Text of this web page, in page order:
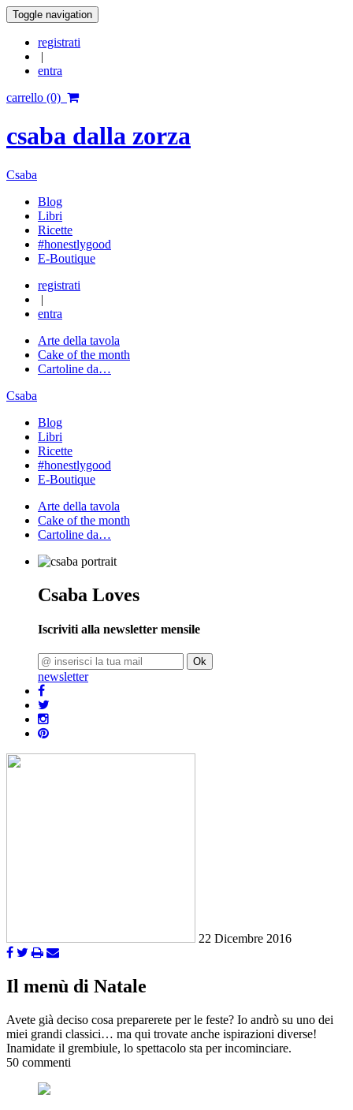
Toggle navigation
registrati
|
entra
carrello (0)
csaba dalla zorza
Csaba
Blog
Libri
Ricette
#honestlygood
E-Boutique
registrati
|
entra
Arte della tavola
Cake of the month
Cartoline da…
Csaba
Blog
Libri
Ricette
#honestlygood
E-Boutique
Arte della tavola
Cake of the month
Cartoline da…
Csaba Loves
Iscriviti alla newsletter mensile
Ok
newsletter
22 Dicembre 2016
Il menù di Natale
Avete già deciso cosa preparerete per le feste? Io andrò su uno dei
miei grandi classici… ma qui trovate anche ispirazioni diverse!
Inamidate il grembiule, lo spettacolo sta per incominciare.
50 commenti